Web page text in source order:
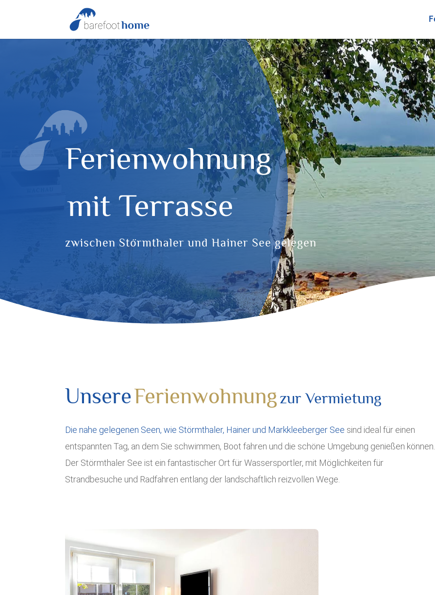
Ferienwohnung
mit Terrasse
zwischen Störmthaler und Hainer See gelegen
UnsereFerienwohnung zur Vermietung
Die nahe gelegenen Seen, wie Störmthaler, Hainer und Markkleeberger See sind ideal für einen
entspannten Tag, an dem Sie schwimmen, Boot fahren und die schöne Umgebung genießen können.
Der Störmthaler See ist ein fantastischer Ort für Wassersportler, mit Möglichkeiten für
Strandbesuche und Radfahren entlang der landschaftlich reizvollen Wege.